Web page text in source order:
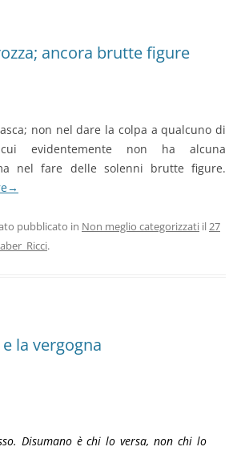
ancora brutte figure
non nel dare la colpa a qualcuno di
evidentemente non ha alcuna
nel fare delle solenni brutte figure.
→
pubblicato in Non meglio categorizzati il27
.
la vergogna
Disumano è chi lo versa, non chi lo